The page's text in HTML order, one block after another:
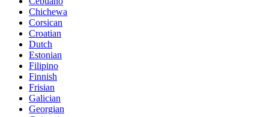
Chichewa
Corsican
Croatian
Dutch
Estonian
Filipino
Finnish
Frisian
Galician
Georgian